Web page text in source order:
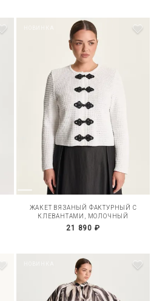
ЖАКЕТ ВЯЗАНЫЙ ФАКТУРНЫЙ С
КЛЕВАНТАМИ, МОЛОЧНЫЙ
21 890 ₽